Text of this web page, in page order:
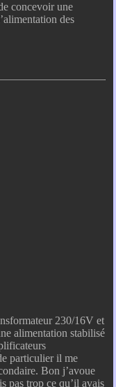
concevoir une
des
230/16V et
alimentation stabilisé
particulier il me
Bon j’avoue
pas trop ce qu’il avais